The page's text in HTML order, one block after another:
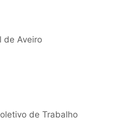
de Aveiro
de Trabalho